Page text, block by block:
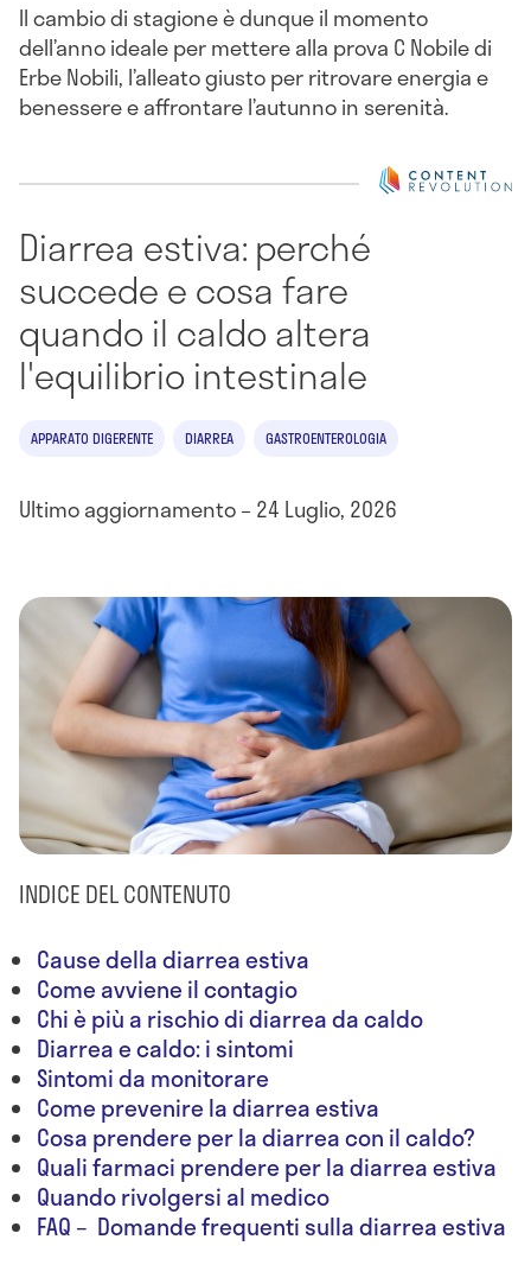
Il cambio di stagione è dunque il momento
dell’anno ideale per mettere alla prova C Nobile di
Erbe Nobili, l’alleato giusto per ritrovare energia e
benessere e affrontare l’autunno in serenità.
Diarrea estiva: perché
succede e cosa fare
quando il caldo altera
l'equilibrio intestinale
APPARATO DIGERENTE DIARREA GASTROENTEROLOGIA
Ultimo aggiornamento – 24 Luglio, 2026
INDICE DEL CONTENUTO
Cause della diarrea estiva
Come avviene il contagio
Chi è più a rischio di diarrea da caldo
Diarrea e caldo: i sintomi
Sintomi da monitorare
Come prevenire la diarrea estiva
Cosa prendere per la diarrea con il caldo?
Quali farmaci prendere per la diarrea estiva
Quando rivolgersi al medico
FAQ – Domande frequenti sulla diarrea estiva